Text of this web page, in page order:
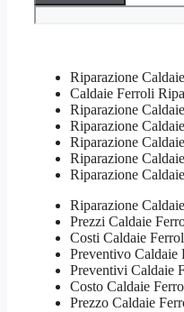
Riparazione
Caldaie Ferroli
Riparazione
Riparazione
Riparazione
Riparazione
Riparazione
Riparazione
Prezzi Caldaie
Costi Caldaie
Preventivo Caldaie
Preventivi Caldaie
Costo Caldaie
Prezzo Caldaie